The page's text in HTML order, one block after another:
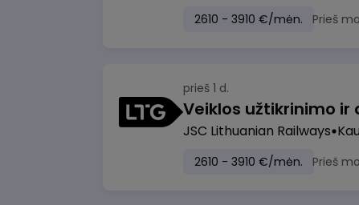
2610 - 3910 €/mėn. Prieš
prieš 1 d.
JSC Lithuanian Railways
2610 - 3910 €/mėn. Prieš